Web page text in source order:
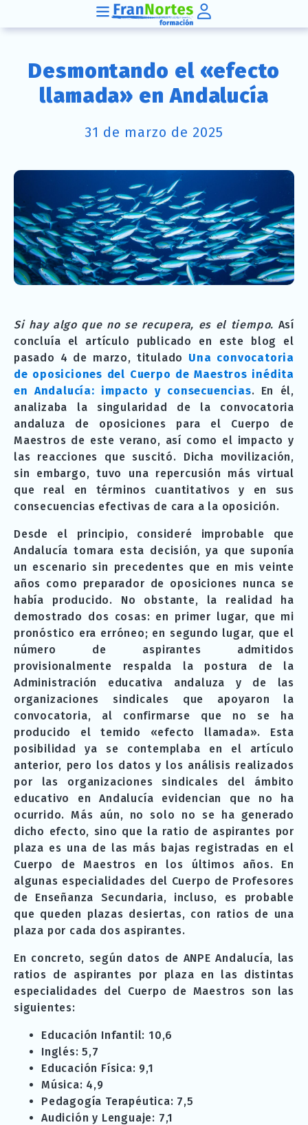
Desmontando el «efecto
llamada» en Andalucía
31 de marzo de 2025
Si hay algo que no se recupera, es el tiempo. Así
concluía el artículo publicado en este blog el
pasado 4 de marzo, titulado Una convocatoria
de oposiciones del Cuerpo de Maestros inédita
en Andalucía: impacto y consecuencias. En él,
analizaba la singularidad de la convocatoria
andaluza de oposiciones para el Cuerpo de
Maestros de este verano, así como el impacto y
las reacciones que suscitó. Dicha movilización,
sin embargo, tuvo una repercusión más virtual
que real en términos cuantitativos y en sus
consecuencias efectivas de cara a la oposición.
Desde el principio, consideré improbable que
Andalucía tomara esta decisión, ya que suponía
un escenario sin precedentes que en mis veinte
años como preparador de oposiciones nunca se
había producido. No obstante, la realidad ha
demostrado dos cosas: en primer lugar, que mi
pronóstico era erróneo; en segundo lugar, que el
número de aspirantes admitidos
provisionalmente respalda la postura de la
Administración educativa andaluza y de las
organizaciones sindicales que apoyaron la
convocatoria, al confirmarse que no se ha
producido el temido «efecto llamada». Esta
posibilidad ya se contemplaba en el artículo
anterior, pero los datos y los análisis realizados
por las organizaciones sindicales del ámbito
educativo en Andalucía evidencian que no ha
ocurrido. Más aún, no solo no se ha generado
dicho efecto, sino que la ratio de aspirantes por
plaza es una de las más bajas registradas en el
Cuerpo de Maestros en los últimos años. En
algunas especialidades del Cuerpo de Profesores
de Enseñanza Secundaria, incluso, es probable
que queden plazas desiertas, con ratios de una
plaza por cada dos aspirantes.
En concreto, según datos de ANPE Andalucía, las
ratios de aspirantes por plaza en las distintas
especialidades del Cuerpo de Maestros son las
siguientes:
Educación Infantil: 10,6
Inglés: 5,7
Educación Física: 9,1
Música: 4,9
Pedagogía Terapéutica: 7,5
Audición y Lenguaje: 7,1